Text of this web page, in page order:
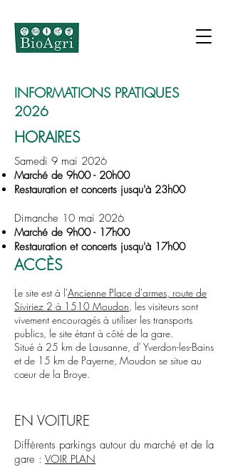
INFORMATIONS PRATIQUES
2026
HORAIRES
Samedi 9 mai 2026
Marché de 9h00 - 20h00
Restauration et concerts jusqu'à 23h00​
Dimanche 10 mai 2026
Marché de 9h00 - 17h00
Restauration et concerts jusqu'à 17h00​
Brunchsur réservation
TARIFS
Entrée gratuite à BioAgri
ACCÈS
Le site est à l'Ancienne Place d'armes, route de
Siviriez 2 à 1510 Moudon, les visiteurs sont
vivement encouragés à utiliser les transports
publics, le site étant à côté de la gare.
Situé à 25 km de Lausanne, d' Yverdon-les-Bains
et de 15 km de Payerne, Moudon se situe au
cœur de la Broye.
EN VOITURE
Différents parkings autour du marché et de la
gare : VOIR PLAN